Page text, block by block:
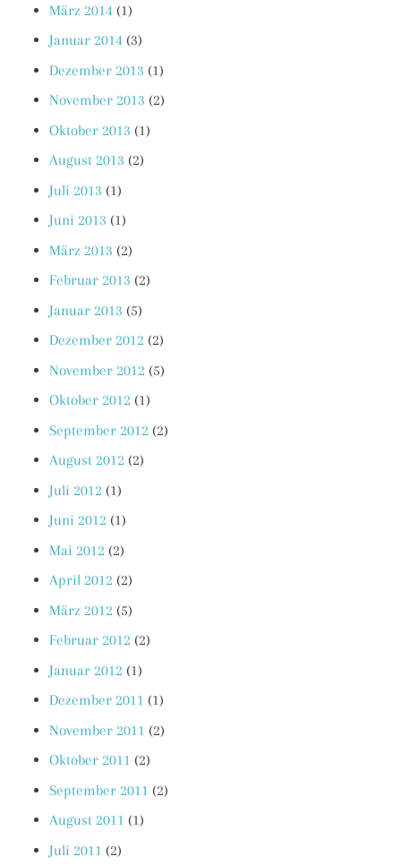
März 2014 (1)
Januar 2014 (3)
Dezember 2013 (1)
November 2013 (2)
Oktober 2013 (1)
August 2013 (2)
Juli 2013 (1)
Juni 2013 (1)
März 2013 (2)
Februar 2013 (2)
Januar 2013 (5)
Dezember 2012 (2)
November 2012 (5)
Oktober 2012 (1)
September 2012 (2)
August 2012 (2)
Juli 2012 (1)
Juni 2012 (1)
Mai 2012 (2)
April 2012 (2)
März 2012 (5)
Februar 2012 (2)
Januar 2012 (1)
Dezember 2011 (1)
November 2011 (2)
Oktober 2011 (2)
September 2011 (2)
August 2011 (1)
Juli 2011 (2)